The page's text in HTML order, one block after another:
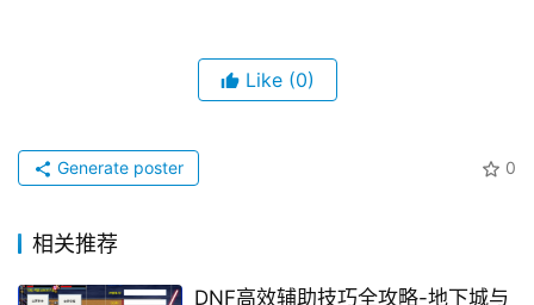
Like (0)
0
Generate poster
相关推荐
DNF高效辅助技巧全攻略-地下城与